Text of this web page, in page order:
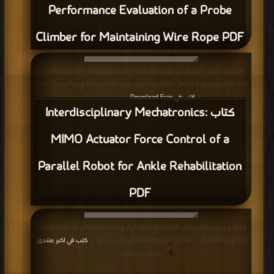
Performance Evaluation of a Probe
Climber for Maintaining Wire Rope PDF
كتاب Interdisciplinary Mechatronics:
MIMO Actuator Force Control of a
Parallel Robot for Ankle Rehabilitation
PDF
قراءة و تحميل كتاب كتاب Interdisciplinary Mechatronics: MIMO Actuator
Force Control of a Parallel Robot for Ankle Rehabilitation PDF مجانا | مكتبة
>كتب في Download Free | التحميل : مرة/مرات
قراءة و تحميل كتاب كتاب Interdisciplinary Mechatronics: A Robot‐Assisted
Rehabilitation System – RehabRoby PDF مجانا | مكتبة >
كتب في اكبر منتدى
التحميل : مرة/مرات